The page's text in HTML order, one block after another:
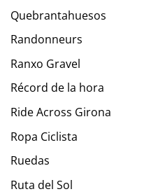
Quebrantahuesos
Randonneurs
Ranxo Gravel
Récord de la hora
Ride Across Girona
Ropa Ciclista
Ruedas
Ruta del Sol